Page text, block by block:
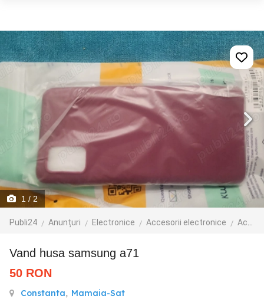
1 / 2
Publi24 Anunțuri Electronice Accesorii electronice Accesorii telefoane mobile
vand husa samsung a71
50 RON
Constanta, Mamaia-Sat